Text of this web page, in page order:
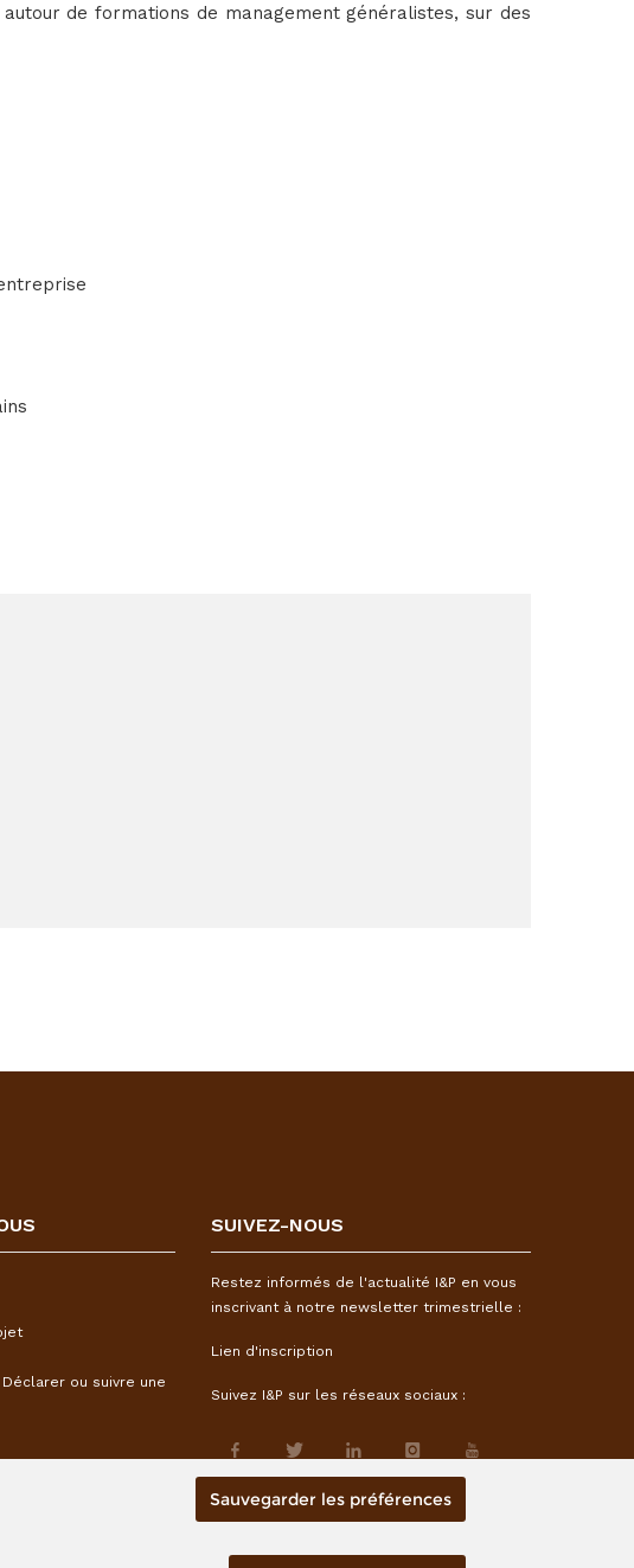
de formations de management généralistes, sur des
ou suivre une
SUIVEZ-NOUS
Restez informés de l'actualité I&P en vous
inscrivant à notre newsletter trimestrielle :
Lien d'inscription
Suivez I&P sur les réseaux sociaux :
Sauvegarder les préférences